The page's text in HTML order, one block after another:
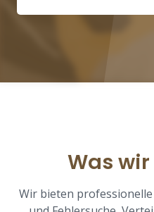
Was
Wir bieten